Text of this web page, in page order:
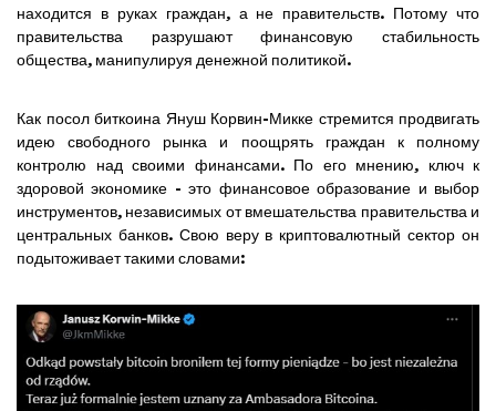
находится в руках граждан, а не правительств. Потому что
правительства разрушают финансовую стабильность
общества, манипулируя денежной политикой.
Как посол биткоина Януш Корвин-Микке стремится продвигать
идею свободного рынка и поощрять граждан к полному
контролю над своими финансами. По его мнению, ключ к
здоровой экономике - это финансовое образование и выбор
инструментов, независимых от вмешательства правительства и
центральных банков. Свою веру в криптовалютный сектор он
подытоживает такими словами: